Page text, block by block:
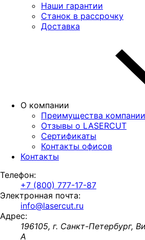
Наши гарантии
Станок в рассрочку
Доставка
О компании
Преимущества компании
Отзывы о LASERCUT
Сертификаты
Контакты офисов
Контакты
Телефон:
+7 (800) 777-17-87
Электронная почта:
info@lasercut.ru
Адрес:
196105, г. Санкт-Петербург,
А